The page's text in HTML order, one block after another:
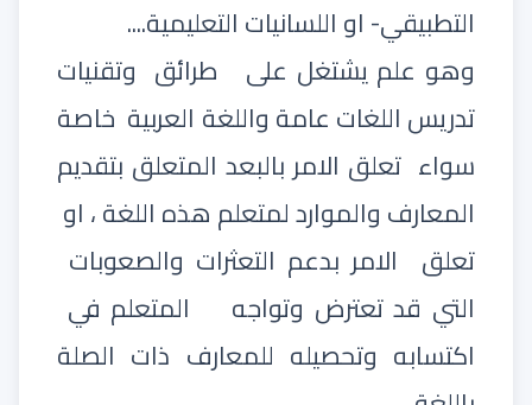
التطبيقي- او اللسانيات التعليمية....
وهو علم يشتغل على
طرائق وتقنيات
تدريس اللغات عامة واللغة العربية خاصة
سواء تعلق الامر بالبعد المتعلق بتقديم
المعارف والموارد لمتعلم هذه اللغة ، او
تعلق الامر بدعم التعثرات والصعوبات
التي قد تعترض وتواجه
المتعلم في
اكتسابه وتحصيله للمعارف ذات الصلة